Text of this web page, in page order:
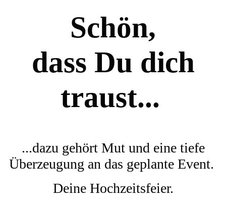
Schön,
dass Du dich
traust...
...dazu gehört Mut und eine tiefe
Überzeugung an das geplante Event.
Deine Hochzeitsfeier.